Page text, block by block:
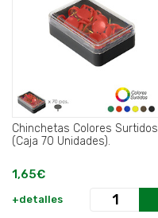
Chinchetas Colores Surtidos
(Caja 70 Unidades).
1,65€
+detalles